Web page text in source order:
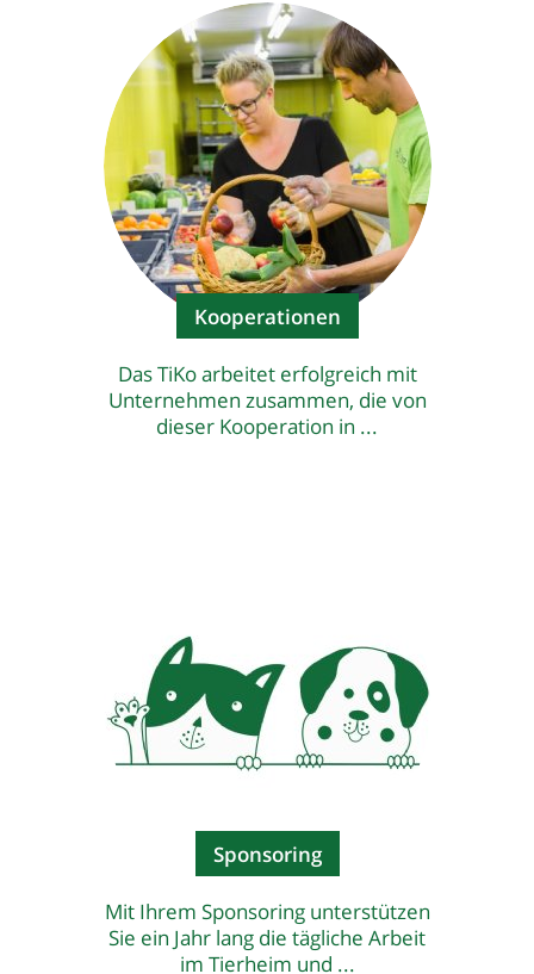
Kooperationen
Das TiKo arbeitet erfolgreich mit
Unternehmen zusammen, die von
dieser Kooperation in ...
Sponsoring
Mit Ihrem Sponsoring unterstützen
Sie ein Jahr lang die tägliche Arbeit
im Tierheim und ...